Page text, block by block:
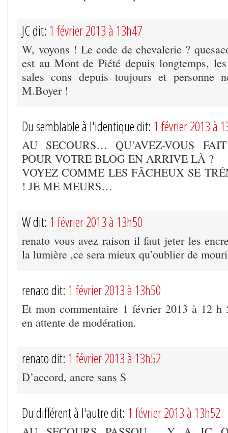
JC dit: 1 février 2013 à 13h47
W, voyons ! Le code de chevalerie ?
est au Mont de Piété depuis longtemps,
sales cons depuis toujours et personne
M.Boyer !
Du semblable à l'identique dit: 1 février 2013 à
AU SECOURS… QU’AVEZ-VOUS
POUR VOTRE BLOG EN ARRIVE LÀ ?
VOYEZ COMME LES FÂCHEUX SE
! JE ME MEURS…
W dit: 1 février 2013 à 13h50
renato vous avez raison il faut jeter les
la lumière ,ce sera mieux qu’oublier de
renato dit: 1 février 2013 à 13h50
Et mon commentaire 1 février 2013 à 12 h
en attente de modération.
renato dit: 1 février 2013 à 13h52
D’accord, ancre sans S
Du différent à l'autre dit: 1 février 2013 à 13h52